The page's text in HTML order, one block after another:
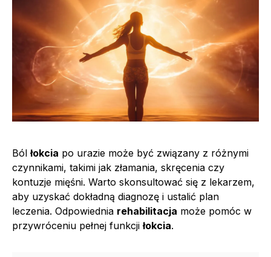
Bólłokcia po urazie może być związany z różnymi
czynnikami, takimi jak złamania, skręcenia czy
kontuzje mięśni. Warto skonsultować się z lekarzem,
aby uzyskać dokładną diagnozę i ustalić plan
leczenia. Odpowiednia rehabilitacja może pomóc w
przywróceniu pełnej funkcjiłokcia.